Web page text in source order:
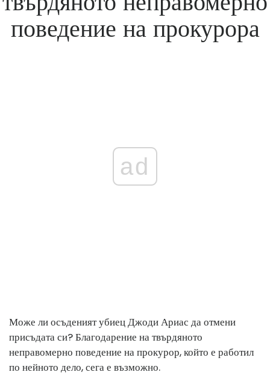
поведение на прокурора
ad
Може ли осъденият убиец Джоди Ариас да отмени
присъдата си? Благодарение на твърдяното
неправомерно поведение на прокурор, който е работил
по нейното дело, сега е възможно.